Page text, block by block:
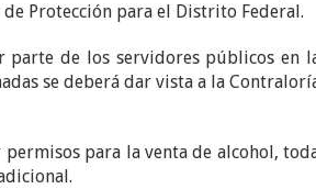
de Protección para el Distrito Federal.
parte de los servidores públicos en
se deberá dar vista a la
permisos para la venta de alcohol,